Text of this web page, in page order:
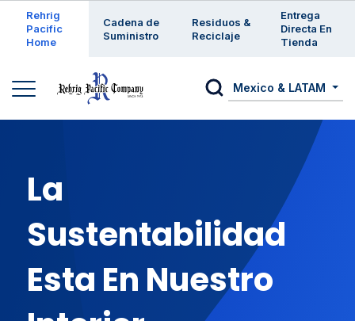
Rehrig
Pacific
Home
Cadena de
Suministro
Residuos &
Reciclaje
Entrega
Directa En
Tienda
Mexico & LATAM
La
Sustentabilidad
Esta En Nuestro